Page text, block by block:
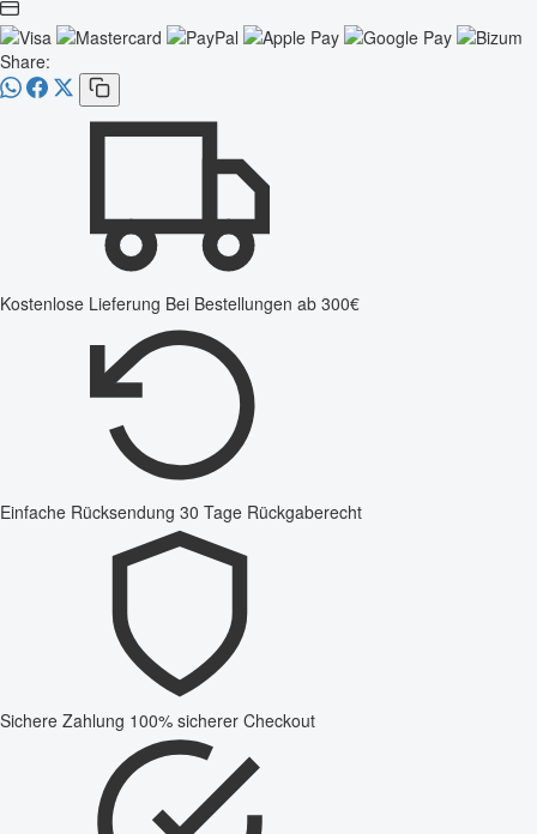
Share:
Kostenlose Lieferung Bei Bestellungen ab 300€
Einfache Rücksendung 30 Tage Rückgaberecht
Sichere Zahlung 100% sicherer Checkout